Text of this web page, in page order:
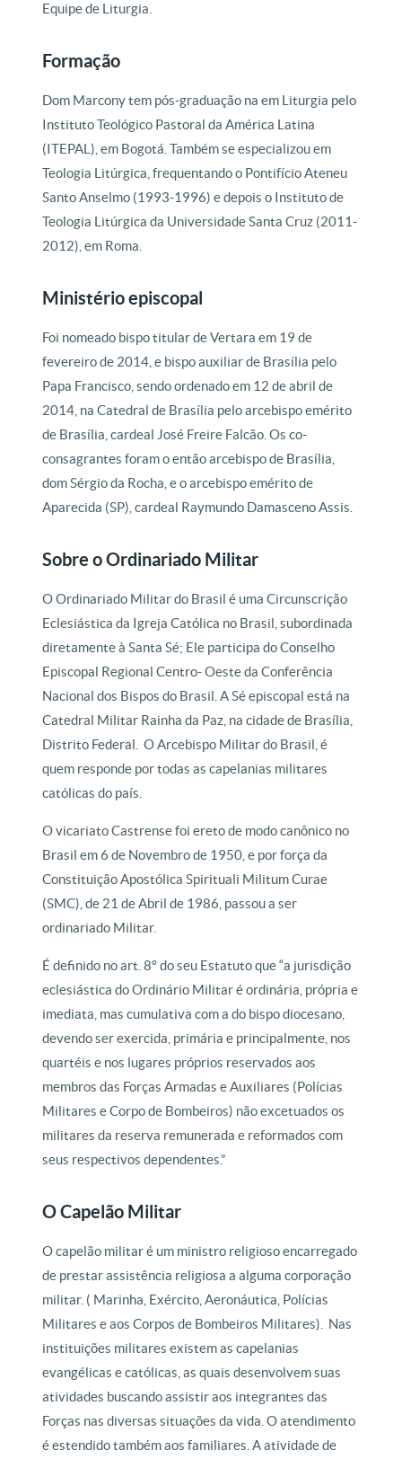
Equipe de Liturgia.
Formação
Dom Marcony tem pós-graduação na em Liturgia pelo
Instituto Teológico Pastoral da América Latina
(ITEPAL), em Bogotá. Também se especializou em
Teologia Litúrgica, frequentando o Pontifício Ateneu
Santo Anselmo (1993-1996) e depois o Instituto de
Teologia Litúrgica da Universidade Santa Cruz (2011-
2012), em Roma.
Ministério episcopal
Foi nomeado bispo titular de Vertara em 19 de
fevereiro de 2014, e bispo auxiliar de Brasília pelo
Papa Francisco, sendo ordenado em 12 de abril de
2014, na Catedral de Brasília pelo arcebispo emérito
de Brasília, cardeal José Freire Falcão. Os co-
consagrantes foram o então arcebispo de Brasília,
dom Sérgio da Rocha, e o arcebispo emérito de
Aparecida (SP), cardeal Raymundo Damasceno Assis.
Sobre o Ordinariado Militar
O Ordinariado Militar do Brasil é uma Circunscrição
Eclesiástica da Igreja Católica no Brasil, subordinada
diretamente à Santa Sé; Ele participa do Conselho
Episcopal Regional Centro- Oeste da Conferência
Nacional dos Bispos do Brasil. A Sé episcopal está na
Catedral Militar Rainha da Paz, na cidade de Brasília,
Distrito Federal. O Arcebispo Militar do Brasil, é
quem responde por todas as capelanias militares
católicas do país.
O vicariato Castrense foi ereto de modo canônico no
Brasil em 6 de Novembro de 1950, e por força da
Constituição Apostólica Spirituali Militum Curae
(SMC), de 21 de Abril de 1986, passou a ser
ordinariado Militar.
É definido no art. 8º do seu Estatuto que “a jurisdição
eclesiástica do Ordinário Militar é ordinária, própria e
imediata, mas cumulativa com a do bispo diocesano,
devendo ser exercida, primária e principalmente, nos
quartéis e nos lugares próprios reservados aos
membros das Forças Armadas e Auxiliares (Polícias
Militares e Corpo de Bombeiros) não excetuados os
militares da reserva remunerada e reformados com
seus respectivos dependentes.”
O Capelão Militar
O capelão militar é um ministro religioso encarregado
de prestar assistência religiosa a alguma corporação
militar. ( Marinha, Exército, Aeronáutica, Polícias
Militares e aos Corpos de Bombeiros Militares). Nas
instituições militares existem as capelanias
evangélicas e católicas, as quais desenvolvem suas
atividades buscando assistir aos integrantes das
Forças nas diversas situações da vida. O atendimento
é estendido também aos familiares. A atividade de